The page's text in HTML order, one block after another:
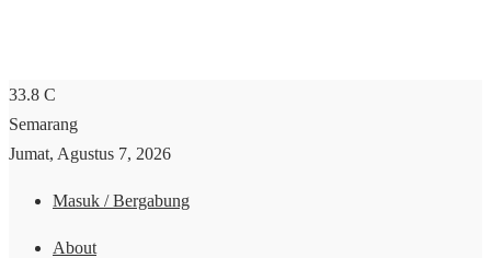
33.8 C
Semarang
Jumat, Agustus 7, 2026
Masuk / Bergabung
About